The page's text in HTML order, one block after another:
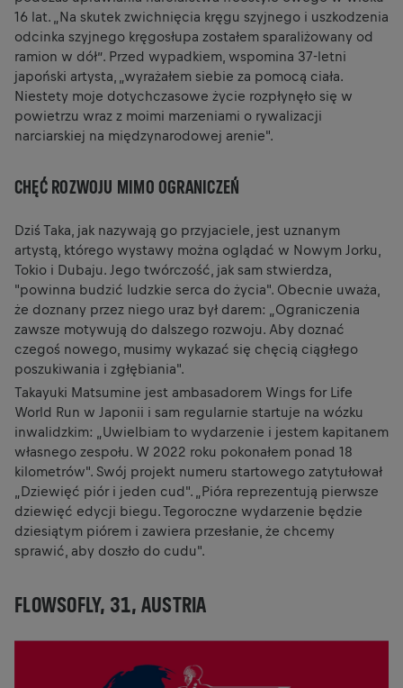
16 lat. „Na skutek zwichnięcia kręgu szyjnego i uszkodzenia
odcinka szyjnego kręgosłupa zostałem sparaliżowany od
ramion w dół”. Przed wypadkiem, wspomina 37-letni
japoński artysta, „wyrażałem siebie za pomocą ciała.
Niestety moje dotychczasowe życie rozpłynęło się w
powietrzu wraz z moimi marzeniami o rywalizacji
narciarskiej na międzynarodowej arenie".
CHĘĆ ROZWOJU MIMO OGRANICZEŃ
Dziś Taka, jak nazywają go przyjaciele, jest uznanym
artystą, którego wystawy można oglądać w Nowym Jorku,
Tokio i Dubaju. Jego twórczość, jak sam stwierdza,
"powinna budzić ludzkie serca do życia". Obecnie uważa,
że doznany przez niego uraz był darem: „Ograniczenia
zawsze motywują do dalszego rozwoju. Aby doznać
czegoś nowego, musimy wykazać się chęcią ciągłego
poszukiwania i zgłębiania".
Takayuki Matsumine jest ambasadorem Wings for Life
World Run w Japonii i sam regularnie startuje na wózku
inwalidzkim: „Uwielbiam to wydarzenie i jestem kapitanem
własnego zespołu. W 2022 roku pokonałem ponad 18
kilometrów". Swój projekt numeru startowego zatytułował
„Dziewięć piór i jeden cud". „Pióra reprezentują pierwsze
dziewięć edycji biegu. Tegoroczne wydarzenie będzie
dziesiątym piórem i zawiera przesłanie, że chcemy
sprawić, aby doszło do cudu".
FLOWSOFLY, 31, AUSTRIA